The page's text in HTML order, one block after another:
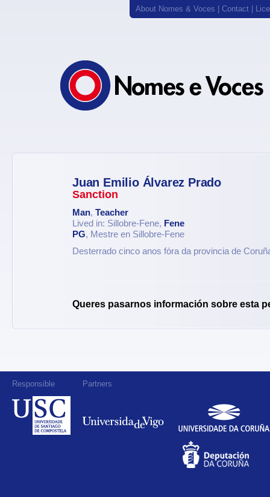
About Nomes & Voces Contact
Juan Emilio Álvarez Prado
Sanction
Man, Teacher
Lived in: Sillobre-Fene, Fene
PG, Mestre en Sillobre-Fene
Desterrado cinco anos fóra da provincia de
Queres pasarnos información sobre esta
Responsible Partners